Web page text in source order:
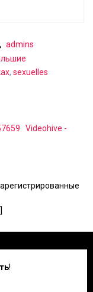
admins
, sexuelles
Videohive -
]
!